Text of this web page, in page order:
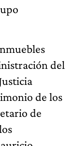
del
de los
de